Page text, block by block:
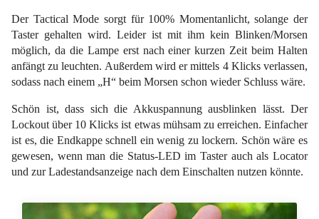
Der Tactical Mode sorgt für 100% Momentanlicht, solange der
Taster gehalten wird. Leider ist mit ihm kein Blinken/Morsen
möglich, da die Lampe erst nach einer kurzen Zeit beim Halten
anfängt zu leuchten. Außerdem wird er mittels 4 Klicks verlassen,
sodass nach einem „H“ beim Morsen schon wieder Schluss wäre.
Schön ist, dass sich die Akkuspannung ausblinken lässt. Der
Lockout über 10 Klicks ist etwas mühsam zu erreichen. Einfacher
ist es, die Endkappe schnell ein wenig zu lockern. Schön wäre es
gewesen, wenn man die Status-LED im Taster auch als Locator
und zur Ladestandsanzeige nach dem Einschalten nutzen könnte.